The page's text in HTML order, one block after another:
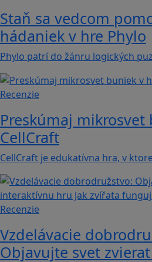
Staň sa vedcom
hádaniek v hre Phylo
Phylo patrí do žánru logických
Recenzie
Preskúmaj mikrosvet
CellCraft
CellCraft je edukatívna hra, v
Recenzie
Vzdelávacie
Objavujte svet zvierat